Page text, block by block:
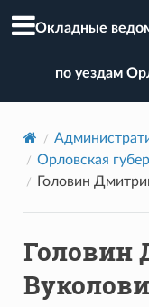
Окладные
по уездам
Орловская
Головин
Головин